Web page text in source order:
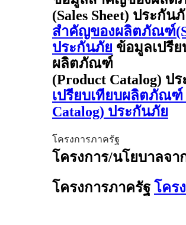
(Sales Sheet) ประกัน
สำคัญของผลิตภัณฑ์
ประกันภัย ข้อมูลเปรีย
ผลิตภัณฑ์
(Product Catalog) ป
เปรียบเทียบผลิตภัณฑ์
Catalog) ประกันภัย
โครงการภาครัฐ
โครงการ/นโยบาลจา
โครงการภาครัฐ โคร